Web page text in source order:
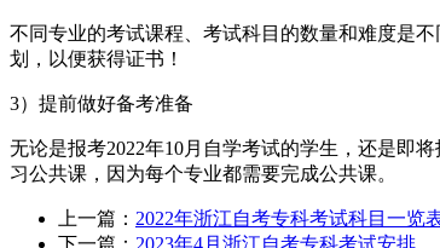
不同专业的考试课程、考试科目的数量和难度是
划，以便获得证书！
3）提前做好备考准备
无论是报考2022年10月自学考试的学生，还是即
习公共课，因为每个专业都需要完成公共课。
上一篇： 2022年浙江自考专科考试科目一览
下一篇： 2023年4月浙江自考专科考试安排